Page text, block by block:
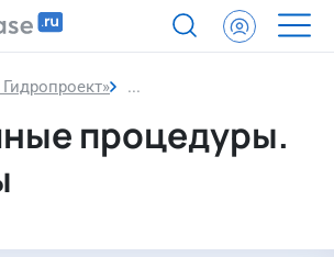
Закупки компании
процедуры.